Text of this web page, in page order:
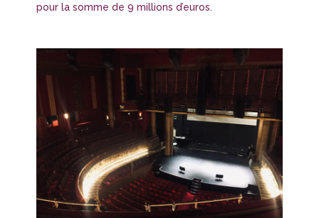
pour la somme de 9 millions d’euros.